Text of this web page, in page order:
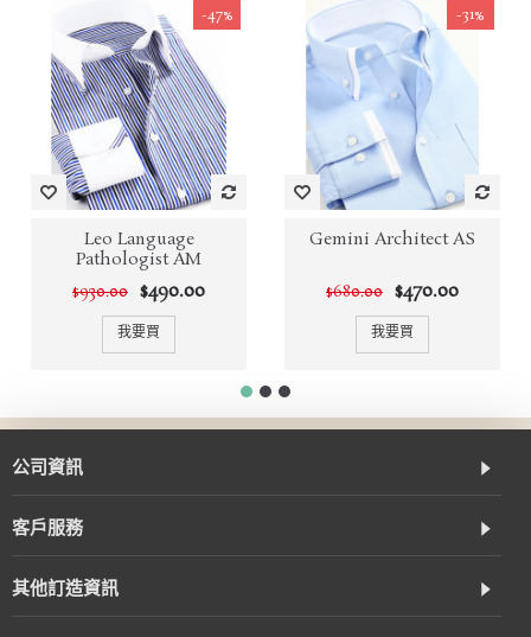
-47%
Leo Language
Pathologist AM
$930.00 $490.00
我要買
-31%
Gemini Architect AS
$680.00 $470.00
我要買
公司資訊
客戶服務
其他訂造資訊